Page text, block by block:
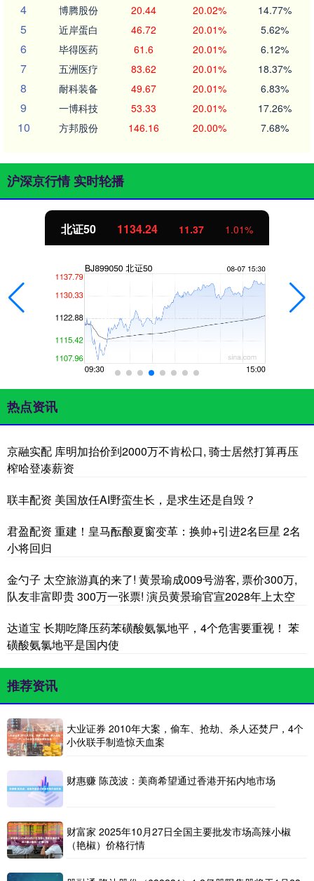
4 博腾股份 20.44 20.02% 14.77%
5 近岸蛋白 46.72 20.01% 5.62%
6 毕得医药 61.6 20.01% 6.12%
7 五洲医疗 83.62 20.01% 18.37%
8 耐科装备 49.67 20.01% 6.83%
9 一博科技 53.33 20.01% 17.26%
10 方邦股份 146.16 20.00% 7.68%
沪深京行情 实时轮播
北证50 1134.24 11.37 1.01%
热点资讯
京融实配 库明加抬价到2000万不肯松口, 骑士居然打算再压
榨哈登凑薪资
联丰配资 美国放任AI野蛮生长，是求生还是自毁？
君盈配资 重建！皇马酝酿夏窗变革：换帅+引进2名巨星 2名
小将回归
金勺子 太空旅游真的来了! 黄景瑜成009号游客, 票价300万,
队友非富即贵 300万一张票! 演员黄景瑜官宣2028年上太空
达道宝 长期吃降压药苯磺酸氨氯地平，4个危害要重视！ 苯
磺酸氨氯地平是国内使
推荐资讯
大业证券 2010年大案，偷车、抢劫、杀人还焚尸，4个
小伙联手制造惊天血案
财惠赚 陈茂波：美商希望通过香港开拓内地市场
财富家 2025年10月27日全国主要批发市场高辣小椒
（艳椒）价格行情